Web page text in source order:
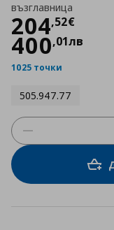
възглавница
204,52€
Цена
400,01лв
1025 точки
505.947.77